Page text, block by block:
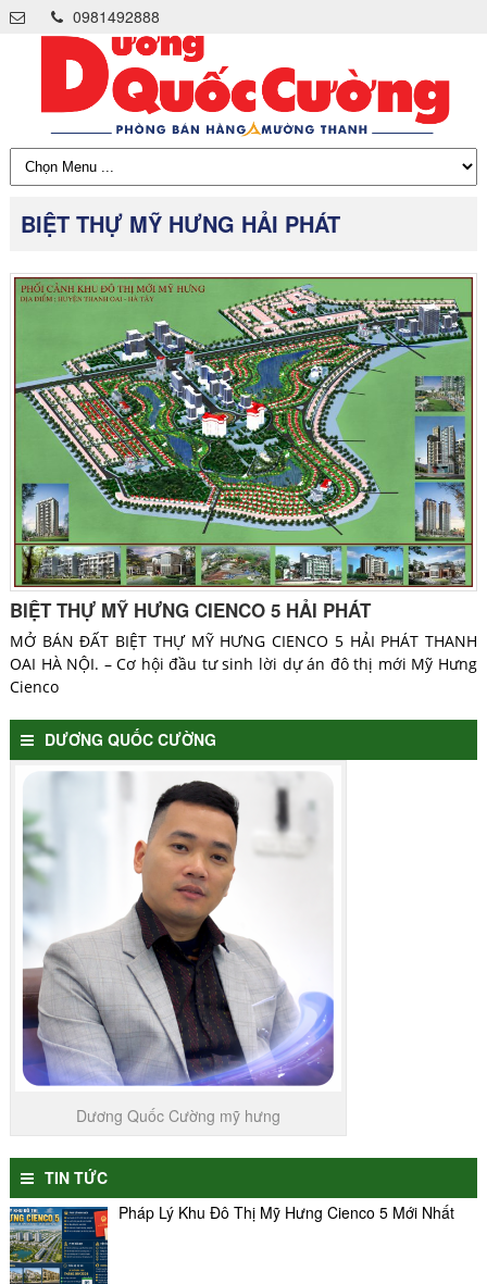
0981492888
BIỆT THỰ MỸ HƯNG HẢI PHÁT
BIỆT THỰ MỸ HƯNG CIENCO 5 HẢI PHÁT
MỞ BÁN ĐẤT BIỆT THỰ MỸ HƯNG CIENCO 5 HẢI PHÁT THANH
OAI HÀ NỘI. – Cơ hội đầu tư sinh lời dự án đô thị mới Mỹ Hưng
Cienco
DƯƠNG QUỐC CƯỜNG
Dương Quốc Cường mỹ hưng
TIN TỨC
Pháp Lý Khu Đô Thị Mỹ Hưng Cienco 5 Mới Nhất